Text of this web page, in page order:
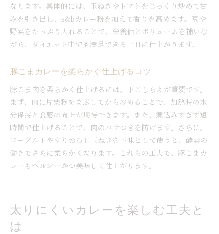
なります。具体的には、玉ねぎやトマトをじっくり炒めて甘
みを引き出し、s&bカレー粉を加えて香りを高めます。豆や
野菜をたっぷり入れることで、栄養価とボリュームを補いな
がら、ダイエット中でも満足できる一皿に仕上がります。
豚こまカレーを柔らかく仕上げるコツ
豚こま肉を柔らかく仕上げるには、下ごしらえが重要です。
まず、肉に片栗粉をまぶしてから炒めることで、加熱時の水
分保持と食感の向上が期待できます。また、煮込みすぎず短
時間で仕上げることで、肉のパサつきを防げます。さらに、
ヨーグルトやすりおろし玉ねぎを下味として使うと、酵素の
働きでさらに柔らかくなります。これらの工夫で、豚こまカ
レーもヘルシーかつ美味しく仕上がります。
太りにくいカレーを楽しむ工夫と
は